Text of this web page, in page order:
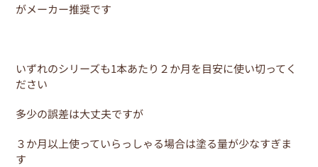
がメーカー推奨です
いずれのシリーズも1本あたり２か月を目安に使い切ってく
ださい
多少の誤差は大丈夫ですが
３か月以上使っていらっしゃる場合は塗る量が少なすぎま
す